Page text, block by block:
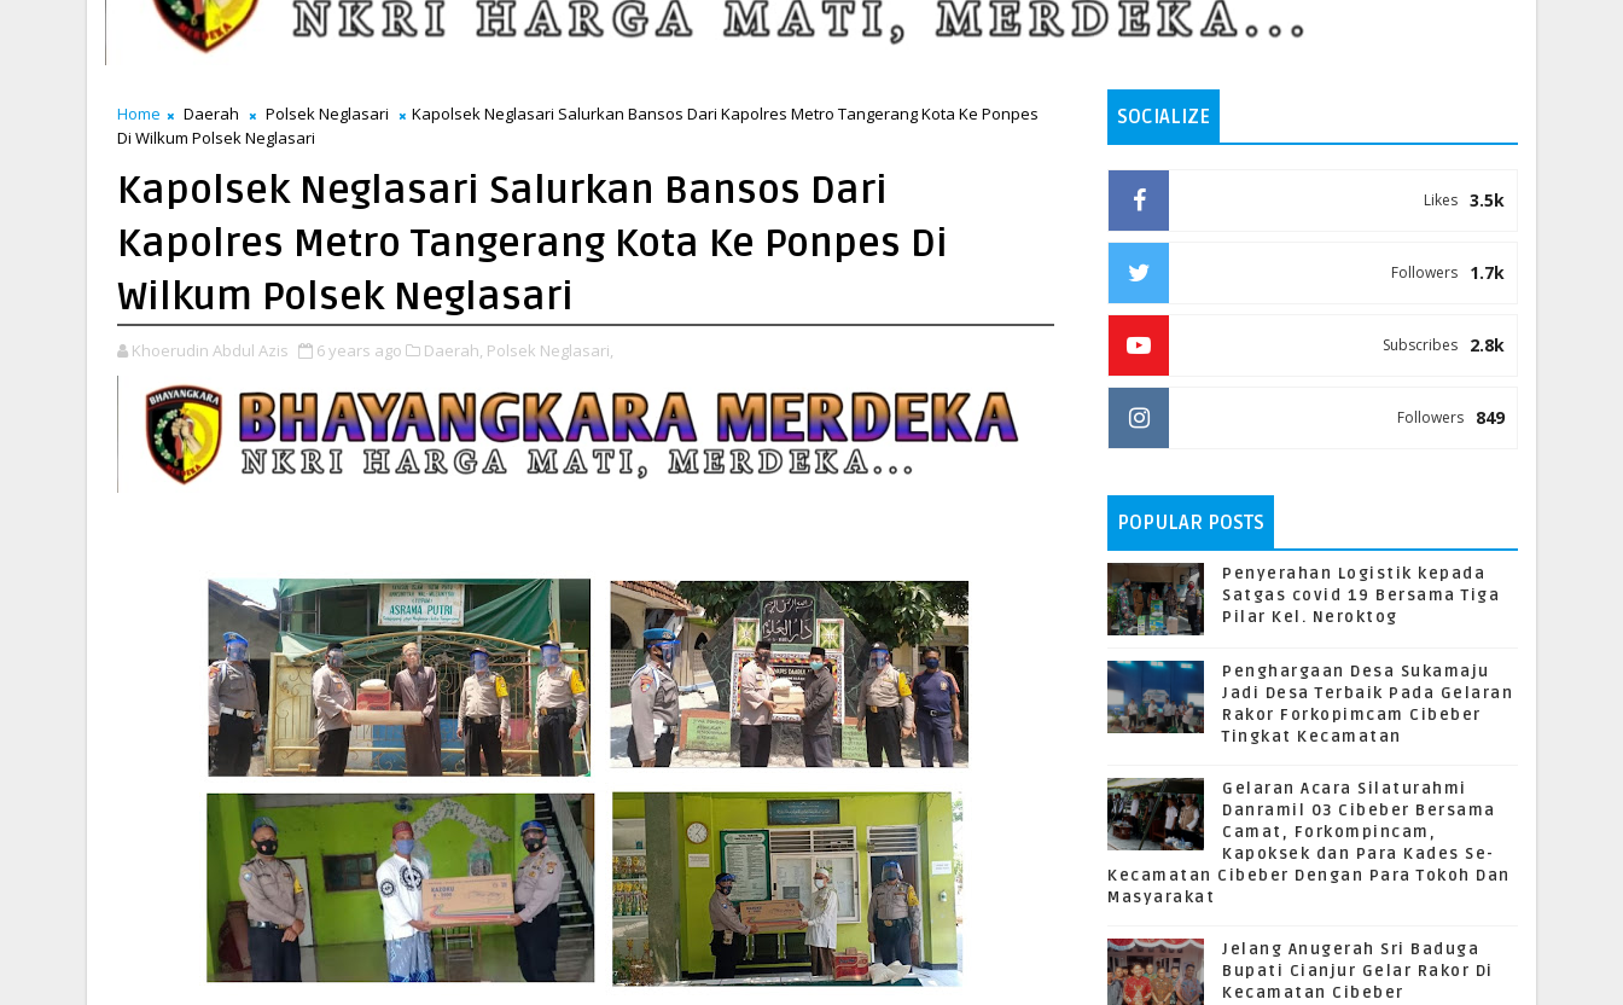
Home Daerah Polsek Neglasari
Kapolsek Neglasari Salurkan Bansos Dari Kapolres Metro Tangerang Kota Ke Ponpes
Di Wilkum Polsek Neglasari
Kapolsek Neglasari Salurkan Bansos Dari
Kapolres Metro Tangerang Kota Ke Ponpes Di
Wilkum Polsek Neglasari
Khoerudin Abdul Azis 6 years ago Daerah, Polsek Neglasari,
SOCIALIZE
3.5k
Likes
1.7k
Followers
2.8k
Subscribes
849
Followers
POPULAR POSTS
Penyerahan Logistik kepada
Satgas covid 19 Bersama Tiga
Pilar Kel. Neroktog
Penghargaan Desa Sukamaju
Jadi Desa Terbaik Pada Gelaran
Rakor Forkopimcam Cibeber
Tingkat Kecamatan
Gelaran Acara Silaturahmi
Danramil 03 Cibeber Bersama
Camat, Forkompincam,
Kapoksek dan Para Kades Se-
Kecamatan Cibeber Dengan Para Tokoh Dan
Masyarakat
Jelang Anugerah Sri Baduga
Bupati Cianjur Gelar Rakor Di
Kecamatan Cibeber